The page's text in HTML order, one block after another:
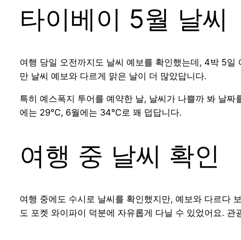
타이베이 5월 날씨
여행 당일 오전까지도 날씨 예보를 확인했는데, 4박 5
만 날씨 예보와 다르게 맑은 날이 더 많았답니다.
특히 예스폭지 투어를 예약한 날, 날씨가 나쁠까 봐 날
에는 29℃, 6월에는 34℃로 꽤 덥답니다.
여행 중 날씨 확인
여행 중에도 수시로 날씨를 확인했지만, 예보와 다르다
도 포켓 와이파이 덕분에 자유롭게 다닐 수 있었어요.